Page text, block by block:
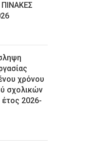
χρόνου
σχολικών
έτος 2026-